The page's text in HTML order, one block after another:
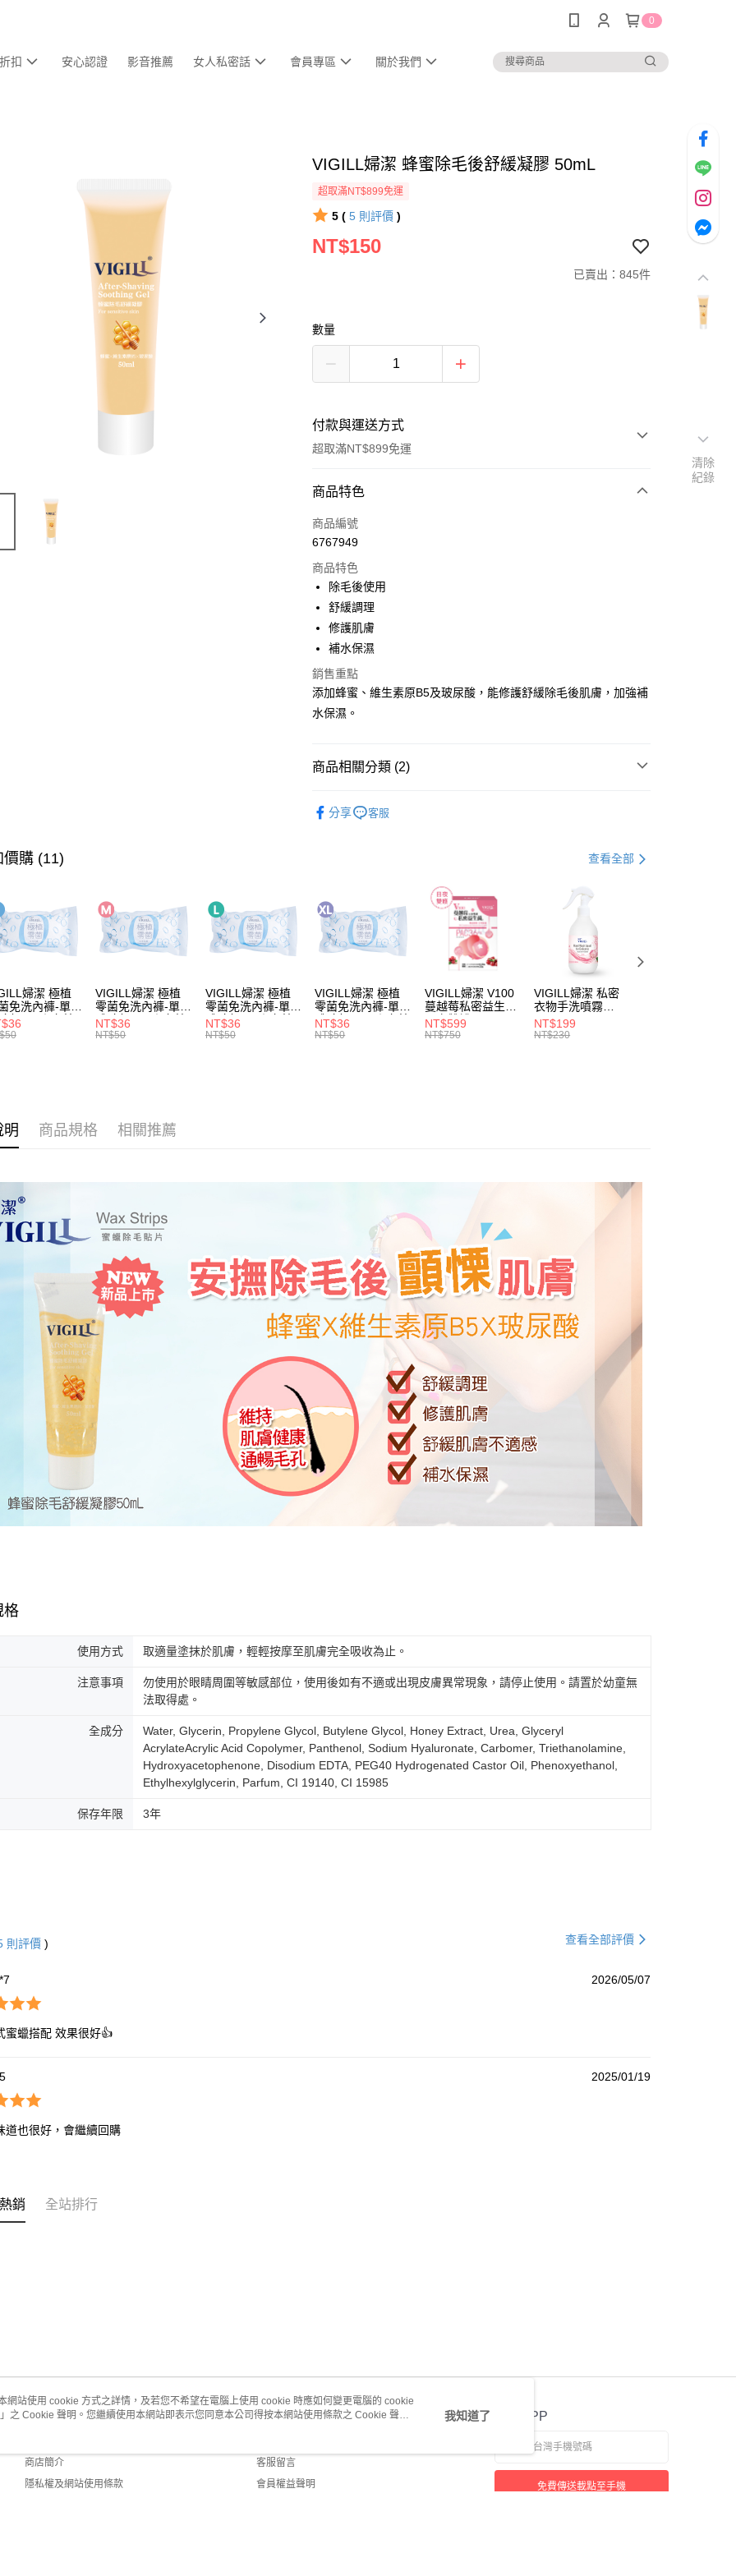
0
扣 安心認證 影音推薦 女人私密話 會員專區 關於我們
VIGILL婦潔 蜂蜜除毛後舒緩凝膠 50mL
超取滿NT$899免運
5 ( 5 則評價 )
NT$150
已賣出：845件
數量
付款與運送方式
超取滿NT$899免運
付款方式
信用卡一次付款
LINE Pay
Apple Pay
街口支付
悠遊付
大哥付你分期
1.本服務由台灣大哥大提供，台灣大哥大用戶可立即使用無須另外申請。
4.訂單成立30分鐘內，如未前往確認交易或遇審核未通過，訂單將自動取
消。如遇「轉專審核」未通過狀況，表示未達大哥付你分期系統評分，恕
無法說明評估內容。
【繳款方式說明】
1.分期款項不併入電信帳單，「大哥付你分期」於每月結算日後寄送繳費提
2.透過簡訊連結打開帳單後，可選擇「超商條碼／台灣大直營門市／銀行轉
帳／街口支付／iPASS MONEY」等通路繳費。
【注意事項】
1.本服務係由「台灣大哥大股份有限公司」（以下簡稱本公司）所提供，讓
AFTEE先享後付
AFTEE先享後付是「在收到商品之後才付款」的支付方式。 讓您購物簡單
１．簡單：不需註冊會員、不需綁卡、不需儲值。
２．便利：只要手機號碼，簡訊認證，即可結帳。
３．安心：先確認商品／服務後，再付款。
【「AFTEE先享後付」結帳流程】
１．於結帳方式選擇「AFTEE先享後付」後，將跳轉至「AFTEE先享後
２．訂單成立數日內，您將收到繳費通知簡訊。
３．收到繳費通知簡訊後14天內，點擊此簡訊中的連結，可透過四大超商
／ATM／網路銀行／等多元方式進行付款，方視為交易完成。
※ 請注意：結帳手續完成當下不需立刻繳費，但若您需要取消訂單，請聯
https://aftee.tw/terms/#terms3
３．未成年的使用者請事先徵得法定代理人或監護人之同意方可使用
「AFTEE先享後付」，若未經同意申辦者引起之損失，本公司不負相關責
任。
４．使用「AFTEE先享後付」時，將依據個別帳號之用戶狀況，依本公司
即時審查核予不同之上限額度；若仍有額度不足之情形，本公司將視審查
結果請求用戶進行身份認證。
５．嚴禁一人註冊多個帳號或使用他人資訊註冊。若發現惡意使用之情
形，恩沛科技股份有限公司將有權停止該用戶之使用額度並採取法律行
運送方式
全家取貨付款
每筆NT$65，滿NT$899(含以上)免運費
7-11取貨付款
每筆NT$65，滿NT$899(含以上)免運費
商品特色
商品編號
6767949
商品特色
除毛後使用
舒緩調理
修護肌膚
補水保濕
銷售重點
添加蜂蜜、維生素原B5及玻尿酸，能修護舒緩除毛後肌膚，加強補
水保濕。
商品相關分類 (2)
分享 客服
價購 (11) 查看全部
婦潔 極植
免洗內褲-單入
(S) ◇完美
。零束縛◇
VIGILL婦潔 極植
零菌免洗內褲-單入
體驗包(M) ◇完美
服貼。零束縛◇
NT$36
NT$50
VIGILL婦潔 極植
零菌免洗內褲-單入
體驗包(L) ◇完美
服貼。零束縛◇
NT$36
NT$50
VIGILL婦潔 極植
零菌免洗內褲-單入
體驗包(XL) ◇完美
服貼。零束縛◇
NT$36
NT$50
VIGILL婦潔 V100
蔓越莓私密益生菌-
日夜雙護(20+20
粒/盒)
NT$599
NT$750
VIGILL婦潔 私密
衣物手洗噴霧
250ml
NT$199
NT$230
明 商品規格 相關推薦
格
使用方式 取適量塗抹於肌膚，輕輕按摩至肌膚完全吸收為止。
注意事項
勿使用於眼睛周圍等敏感部位，使用後如有不適或出現皮膚異常現象，請停止使用。請置於幼童無
法取得處。
全成分
Water, Glycerin, Propylene Glycol, Butylene Glycol, Honey Extract, Urea, Glyceryl
AcrylateAcrylic Acid Copolymer, Panthenol, Sodium Hyaluronate, Carbomer, Triethanolamine,
Hydroxyacetophenone, Disodium EDTA, PEG40 Hydrogenated Castor Oil, Phenoxyethanol,
Ethylhexylglycerin, Parfum, CI 19140, CI 15985
保存年限 3年
則評價 ) 查看全部評價
2026/05/07
蜜蠟搭配 效果很好👍
2025/01/19
道也很好，會繼續回購
銷 全站排行
關於我們
商店簡介
隱私權及網站使用條款
客服資訊
客服留言
會員權益聲明
官方APP
免費傳送載點至手機
清除
紀錄
網站使用 cookie 方式之詳情，及若您不希望在電腦上使用 cookie 時應如何變更電腦的 cookie
」之 Cookie 聲明。您繼續使用本網站即表示您同意本公司得按本網站使用條款之 Cookie 聲明
我知道了